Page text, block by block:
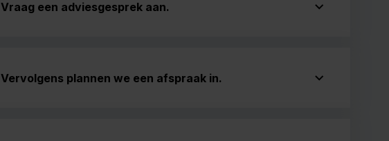
Vraag een adviesgesprek aan.
Vervolgens plannen we een afspraak in.